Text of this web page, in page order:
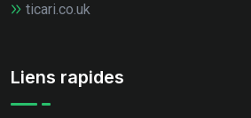
ticari.co.uk
Liens rapides